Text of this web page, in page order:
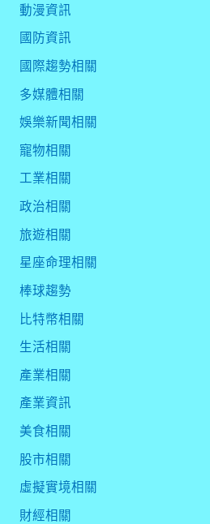
動漫資訊
國防資訊
國際趨勢相關
多媒體相關
娛樂新聞相關
寵物相關
工業相關
政治相關
旅遊相關
星座命理相關
棒球趨勢
比特幣相關
生活相關
產業相關
產業資訊
美食相關
股市相關
虛擬實境相關
財經相關